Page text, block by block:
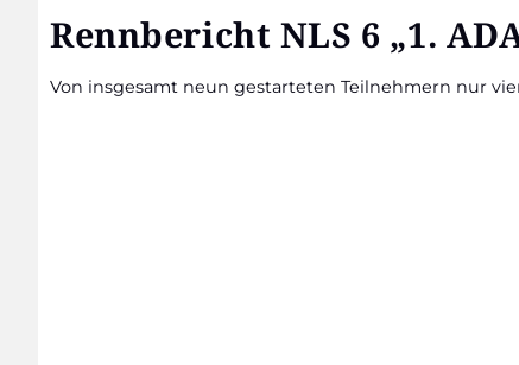
Renn­be­richt NLS 6 „1.
Von ins­ge­samt neun gestar­te­ten Teil­neh­mern nur